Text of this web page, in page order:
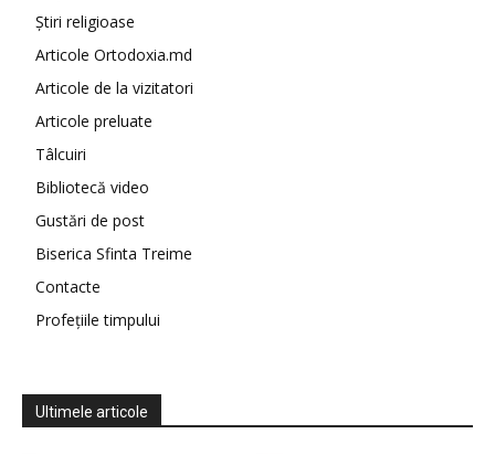
Știri religioase
Articole Ortodoxia.md
Articole de la vizitatori
Articole preluate
Tâlcuiri
Bibliotecă video
Gustări de post
Biserica Sfinta Treime
Contacte
Profețiile timpului
Ultimele articole